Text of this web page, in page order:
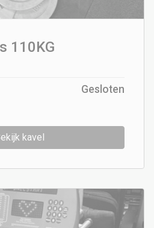
110KG
Gesloten
kavel